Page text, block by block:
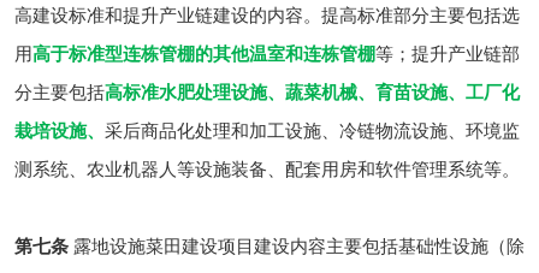
高建设标准和提升产业链建设的内容。提高标准部分主要包括选
用高于标准型连栋管棚的其他温室和连栋管棚等；提升产业链部
分主要包括高标准水肥处理设施、蔬菜机械、育苗设施、工厂化
栽培设施、 采后商品化处理和加工设施、冷链物流设施、环境监
测系统、农业机器人等设施装备、配套用房和软件管理系统等。
第七条露地设施菜田建设项目建设内容主要包括基础性设施（除